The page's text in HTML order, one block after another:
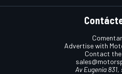
Advertise with
Contact
Av Eugenia